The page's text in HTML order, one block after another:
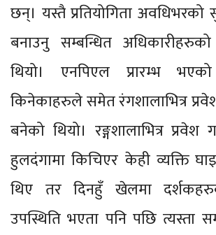
छन्। यस्तै प्रतियोगिता अवधिभरको
बनाउनु सम्बन्धित
थियो। एनपिएल प्रारम्भ
किनेकाहरुले समेत रंगशालाभित्र
बनेको थियो। रङ्गशालाभित्र प्रवेश
हुलदंगामा किचिएर केही व्यक्ति
थिए तर दिनहुँ खेलमा
उपस्थिति भएता पनि पछि त्यस्ता